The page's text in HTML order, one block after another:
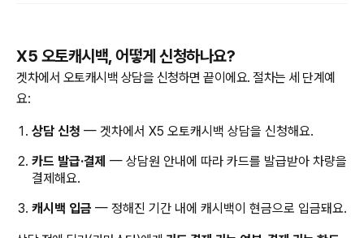
X5 오토캐시백, 어떻게 신청하나요?
겟차에서 오토캐시백 상담을 신청하면 끝이에요. 절차는 세 단계예
요:
상담 신청 — 겟차에서 X5 오토캐시백 상담을 신청해요.
카드 발급·결제 — 상담원 안내에 따라 카드를 발급받아 차량을
결제해요.
캐시백 입금 — 정해진 기간 내에 캐시백이 현금으로 입금돼요.